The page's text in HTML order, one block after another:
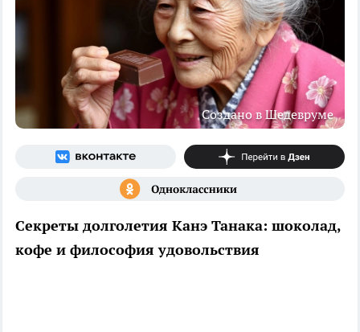
Создано в Шедевруме
Секреты долголетия Канэ Танака: шоколад,
кофе и философия удовольствия